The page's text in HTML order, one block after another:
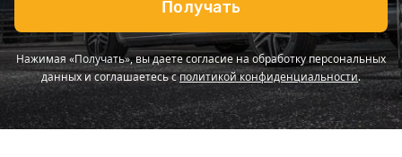
Получать
Нажимая «Получать», вы даете согласие на обработку персональных
данных и соглашаетесь сполитикой конфиденциальности.